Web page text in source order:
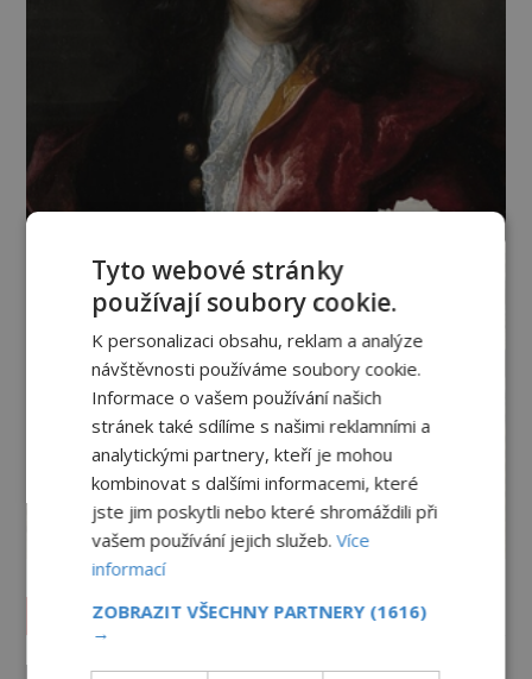
Vesmír a technologie
Podivné události roku 2023: Jsou
Tyto webové stránky
používají soubory cookie.
K personalizaci obsahu, reklam a analýze
návštěvnosti používáme soubory cookie.
Informace o vašem používání našich
stránek také sdílíme s našimi reklamními a
analytickými partnery, kteří je mohou
kombinovat s dalšími informacemi, které
jste jim poskytli nebo které shromáždili při
vašem používání jejich služeb.Více
informací
ZOBRAZIT VŠECHNY PARTNERY (1616)
→